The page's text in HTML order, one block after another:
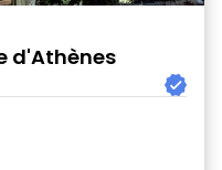
d'Athènes